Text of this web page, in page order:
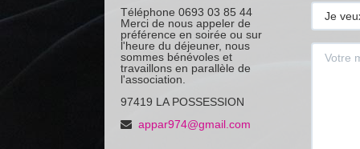
Téléphone 0693 03 85 44
Merci de nous appeler de
préférence en soirée ou sur
l'heure du déjeuner, nous
sommes bénévoles et
travaillons en parallèle de
l'association.
97419 LA POSSESSION
appar974@gmail.com